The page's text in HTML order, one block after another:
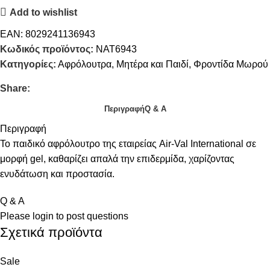
Add to wishlist
EAN: 8029241136943
Κωδικός προϊόντος: NAT6943
Κατηγορίες: Αφρόλουτρα, Μητέρα και Παιδί, Φροντίδα Μωρού
Share:
ΠεριγραφήQ & A
Περιγραφή
Το παιδικό αφρόλουτρο της εταιρείας Air-Val International σε
μορφή gel, καθαρίζει απαλά την επιδερμίδα, χαρίζοντας
ενυδάτωση και προστασία.
Q & A
Please login to post questions
Σχετικά προϊόντα
Sale